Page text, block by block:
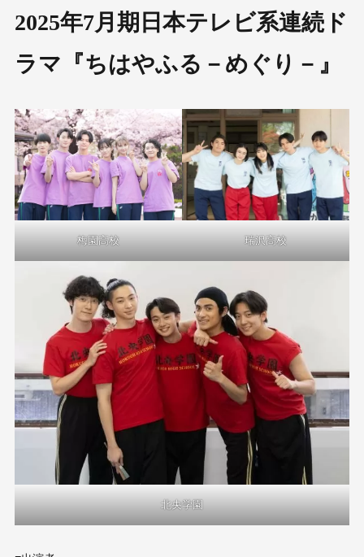
2025年7月期日本テレビ系連続ド
ラマ『ちはやふる－めぐり－』
梅園高校 瑞沢高校
北央学園